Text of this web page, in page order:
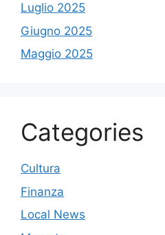
Luglio 2025
Giugno 2025
Maggio 2025
Categories
Cultura
Finanza
Local News